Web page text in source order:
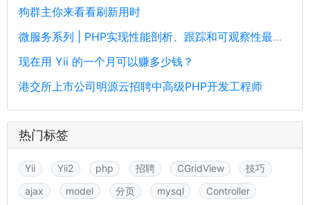
狗群主你来看看刷新用时
微服务系列 | PHP实现性能剖析、跟踪和可观察性最佳实践
现在用 Yii 的一个月可以赚多少钱？
港交所上市公司明源云招聘中高级PHP开发工程师
热门标签
Yii Yii2 php 招聘 CGridView
技巧
ajax
model 分页 mysql
Controller